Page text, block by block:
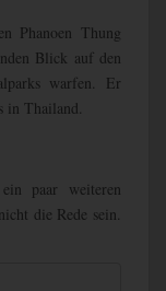
Phanoen Thung
Blick auf den
warfen. Er
in Thailand.
paar weiteren
die Rede sein.